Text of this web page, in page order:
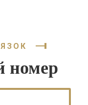
номер